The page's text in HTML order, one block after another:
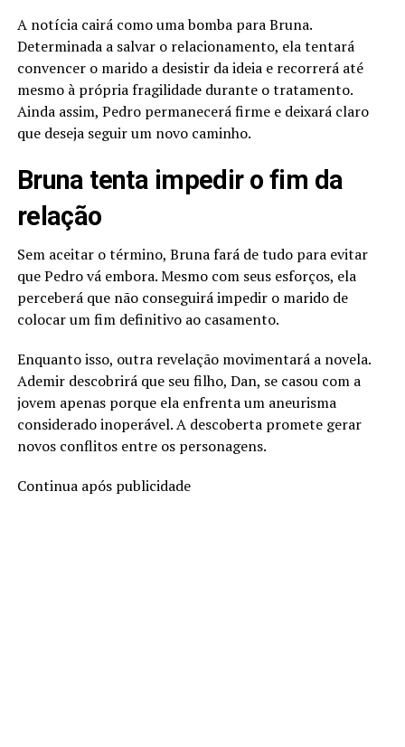
A notícia cairá como uma bomba para Bruna.
Determinada a salvar o relacionamento, ela tentará
convencer o marido a desistir da ideia e recorrerá até
mesmo à própria fragilidade durante o tratamento.
Ainda assim, Pedro permanecerá firme e deixará claro
que deseja seguir um novo caminho.
Bruna tenta impedir o fim da
relação
Sem aceitar o término, Bruna fará de tudo para evitar
que Pedro vá embora. Mesmo com seus esforços, ela
perceberá que não conseguirá impedir o marido de
colocar um fim definitivo ao casamento.
Enquanto isso, outra revelação movimentará a novela.
Ademir descobrirá que seu filho, Dan, se casou com a
jovem apenas porque ela enfrenta um aneurisma
considerado inoperável. A descoberta promete gerar
novos conflitos entre os personagens.
Continua após publicidade